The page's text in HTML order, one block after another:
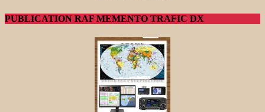
PUBLICATION RAF MEMENTO TRAFIC DX